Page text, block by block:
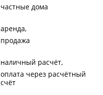
частные дома
аренда
продажа
наличный расчёт
оплата через расчётный
счёт